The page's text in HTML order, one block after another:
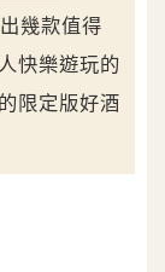
幾款值得
快樂遊玩的
限定版好酒